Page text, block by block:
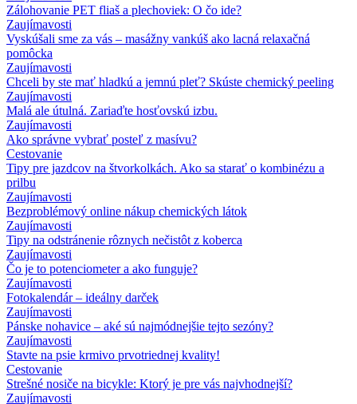
Zálohovanie PET fliaš a plechoviek: O čo ide?
Zaujímavosti
Vyskúšali sme za vás – masážny vankúš ako lacná relaxačná
pomôcka
Zaujímavosti
Chceli by ste mať hladkú a jemnú pleť? Skúste chemický peeling
Zaujímavosti
Malá ale útulná. Zariaďte hosťovskú izbu.
Zaujímavosti
Ako správne vybrať posteľ z masívu?
Cestovanie
Tipy pre jazdcov na štvorkolkách. Ako sa starať o kombinézu a
prilbu
Zaujímavosti
Bezproblémový online nákup chemických látok
Zaujímavosti
Tipy na odstránenie rôznych nečistôt z koberca
Zaujímavosti
Čo je to potenciometer a ako funguje?
Zaujímavosti
Fotokalendár – ideálny darček
Zaujímavosti
Pánske nohavice – aké sú najmódnejšie tejto sezóny?
Zaujímavosti
Stavte na psie krmivo prvotriednej kvality!
Cestovanie
Strešné nosiče na bicykle: Ktorý je pre vás najvhodnejší?
Zaujímavosti